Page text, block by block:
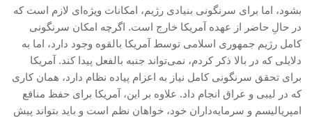
برنامه انقلابی
سوسیالیسم
امپریالیسم
اتحاد مارکسیست ها
بشود، اما برای سرنگونی بنیادی رژیم، امکانات ویژه‌ای لازم است که
در حالِ حاضر از عهده آمریکا خارج است. اگرچه امکان سرنگونی
کامل رژیم جمهوری اسلامی توسط آمریکا بالقوه وجود دارد، اما به
دلایلی که در بالا ذکر کردم، نمی‌تواند جنبه بالفعل پیدا کند. آمریکا
برای تحقق سرنگونی کامل نیاز به اعزام پیاده نظام دارد، همان کاری
که در لیبی و عراق انجام داد. علاوه بر این، آمریکا برای حفظ منافع
امپریالیسم و سرمایه‌داران خود، خواهان نظم است و باید بتواند پیش